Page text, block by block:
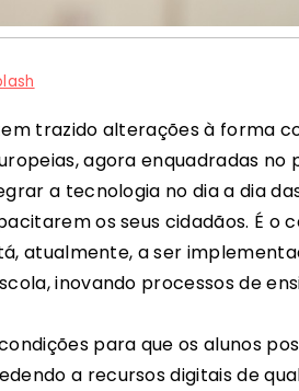
trazido alterações à forma
agora enquadradas
a tecnologia no dia a dia
os seus cidadãos. É o
atualmente, a ser
inovando processos de
para que os alunos
a recursos digitais de